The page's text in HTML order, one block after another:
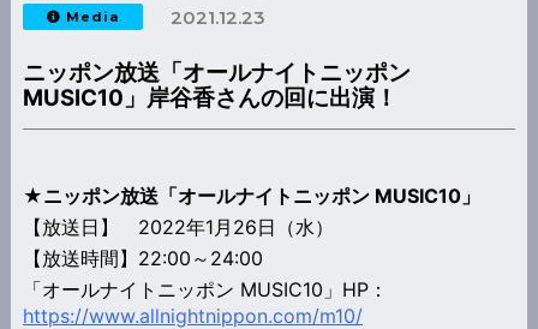
Media 2021.12.23
ニッポン放送「オールナイトニッポン
MUSIC10」岸谷香さんの回に出演！
★ニッポン放送「オールナイトニッポン MUSIC10」
【放送日】 2022年1月26日（水）
【放送時間】22:00～24:00
「オールナイトニッポン MUSIC10」HP：
https://www.allnightnippon.com/m10/